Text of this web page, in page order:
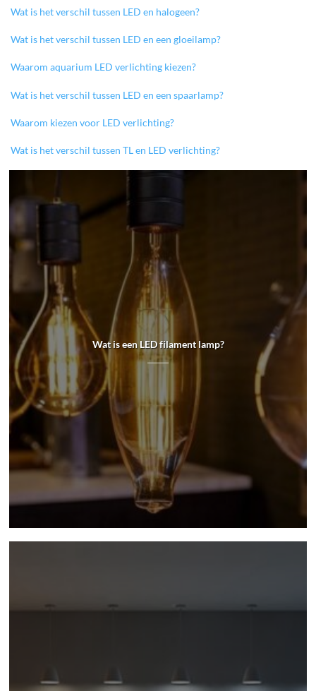
Wat is het verschil tussen LED en halogeen?
Wat is het verschil tussen LED en een gloeilamp?
Waarom aquarium LED verlichting kiezen?
Wat is het verschil tussen LED en een spaarlamp?
Waarom kiezen voor LED verlichting?
Wat is het verschil tussen TL en LED verlichting?
Wat is een LED filament lamp?